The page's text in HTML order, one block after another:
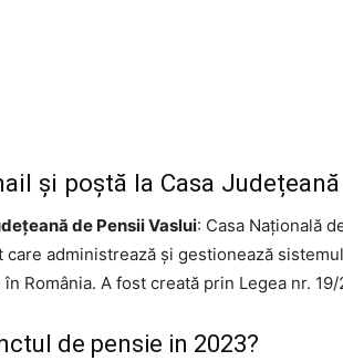
și poștă la Casa
de Pensii Vaslui: Casa Națională
care administrează și gestionează
România. A fost creată prin Legea nr. 19/
de pensie in 2023?